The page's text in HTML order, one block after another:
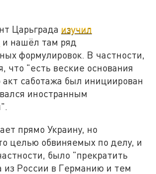
Царьграда изучил
и нашёл там ряд
формулировок. В частности,
что "есть веские основания
акт саботажа был инициирован
иностранным
прямо Украину, но
целью обвиняемых по делу, и
было "прекратить
из России в Германию и тем